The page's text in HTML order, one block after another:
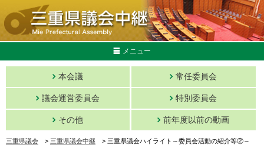
メニュー
本会議 常任委員会
議会運営委員会 特別委員会
その他 前年度以前の動画
三重県議会 > 三重県議会中継 > 三重県議会ハイライト～委員会活動の紹介等②～